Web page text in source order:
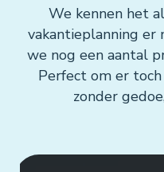
We kennen het
vakantieplanning er
we nog een aantal
Perfect om er
zonder